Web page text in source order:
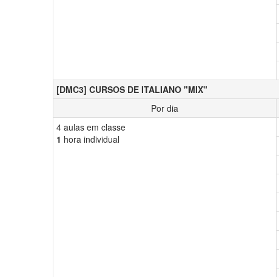
[DMC3] CURSOS DE ITALIANO "MIX"
Por dia
4 aulas em classe
1 hora individual